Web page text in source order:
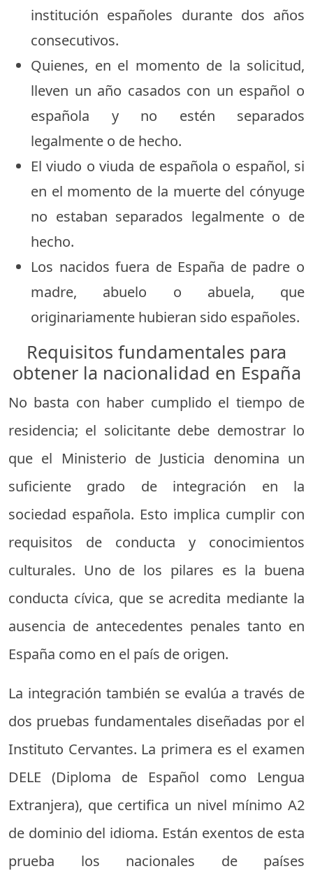
institución españoles durante dos años
consecutivos.
Quienes, en el momento de la solicitud,
lleven un año casados con un español o
española y no estén separados
legalmente o de hecho.
El viudo o viuda de española o español, si
en el momento de la muerte del cónyuge
no estaban separados legalmente o de
hecho.
Los nacidos fuera de España de padre o
madre, abuelo o abuela, que
originariamente hubieran sido españoles.
Requisitos fundamentales para
obtener la nacionalidad en España
No basta con haber cumplido el tiempo de
residencia; el solicitante debe demostrar lo
que el Ministerio de Justicia denomina un
suficiente grado de integración en la
sociedad española. Esto implica cumplir con
requisitos de conducta y conocimientos
culturales. Uno de los pilares es la buena
conducta cívica, que se acredita mediante la
ausencia de antecedentes penales tanto en
España como en el país de origen.
La integración también se evalúa a través de
dos pruebas fundamentales diseñadas por el
Instituto Cervantes. La primera es el examen
DELE (Diploma de Español como Lengua
Extranjera), que certifica un nivel mínimo A2
de dominio del idioma. Están exentos de esta
prueba los nacionales de países